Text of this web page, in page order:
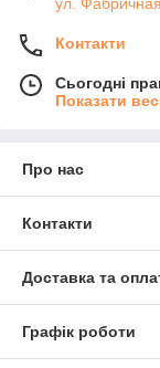
ул.
Контакти
Сьогодні
Показати
Про нас
Контакти
Доставка та
Графік роботи